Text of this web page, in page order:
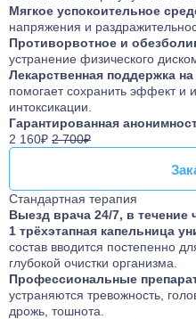
Мягкое успокоительное
напряжения и
Противорвотное и
устранение физического
Лекарственная поддержка
помогает сохранить эффект и
интоксикации.
Гарантированная
2 160₽ 2 700₽
Стандартная терапия
Выезд врача 24/7, в течение
1 трёхэтапная капельница
состав вводится постепенно
глубокой очистки организма.
Профессиональные
устраняются тревожность,
дрожь, тошнота.